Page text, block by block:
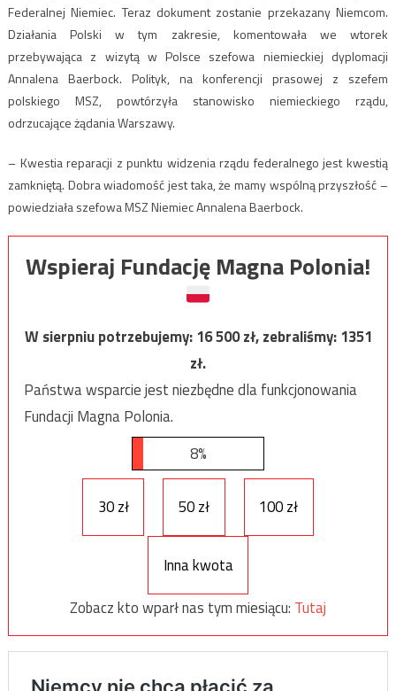
Federalnej Niemiec. Teraz dokument zostanie przekazany Niemcom.
Działania Polski w tym zakresie, komentowała we wtorek
przebywająca z wizytą w Polsce szefowa niemieckiej dyplomacji
Annalena Baerbock. Polityk, na konferencji prasowej z szefem
polskiego MSZ, powtórzyła stanowisko niemieckiego rządu,
odrzucające żądania Warszawy.
– Kwestia reparacji z punktu widzenia rządu federalnego jest kwestią
zamkniętą. Dobra wiadomość jest taka, że mamy wspólną przyszłość –
powiedziała szefowa MSZ Niemiec Annalena Baerbock.
Wspieraj Fundację Magna Polonia!
W sierpniu potrzebujemy:16 500zł, zebraliśmy:1351
zł.
Państwa wsparcie jest niezbędne dla funkcjonowania
Fundacji Magna Polonia.
8%
30 zł 50 zł 100 zł
Inna kwota
Zobacz kto wparł nas tym miesiącu: Tutaj